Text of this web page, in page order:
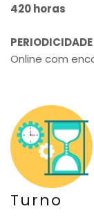
420 horas
PERIODICIDADE
Online com
Turno